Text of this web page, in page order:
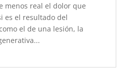
menos real el dolor que
es el resultado del
el de una lesión, la